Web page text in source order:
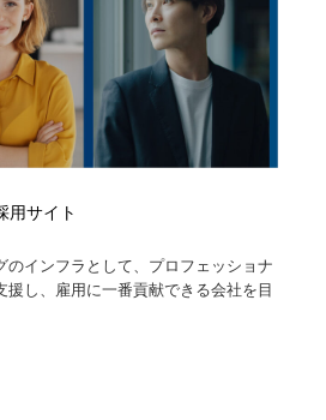
用サイト
のインフラとして、プロフェッショナ
援し、雇用に一番貢献できる会社を目